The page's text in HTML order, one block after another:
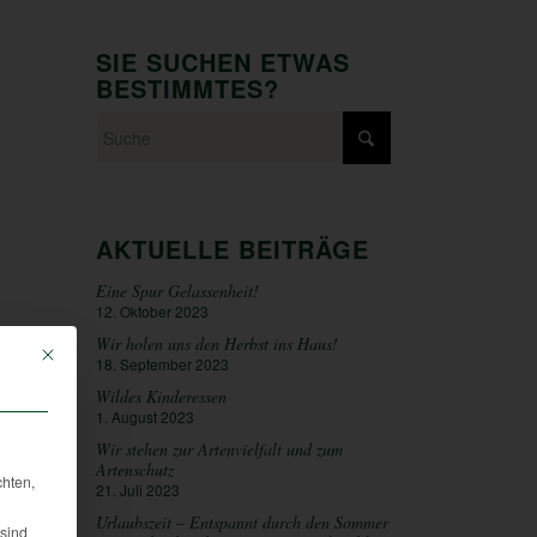
SIE SUCHEN ETWAS
BESTIMMTES?
AKTUELLE BEITRÄGE
Eine Spur Gelassenheit!
12. Oktober 2023
Wir holen uns den Herbst ins Haus!
18. September 2023
Wildes Kinderessen
1. August 2023
Wir stehen zur Artenvielfalt und zum
Artenschutz
21. Juli 2023
Urlaubszeit – Entspannt durch den Sommer
Mit diesem Button wird der Dialog geschlossen. Seine Funktionalität ist